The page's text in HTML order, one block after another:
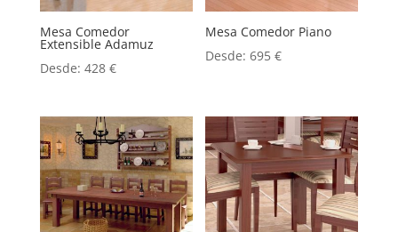
Mesa Comedor
Extensible Adamuz
Desde: 428 €
Mesa Comedor Piano
Desde:695€